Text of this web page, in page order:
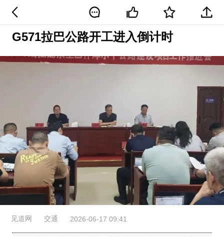
G571拉巴公路开工进入倒计时
见道网 交通 2026-06-17 09:41